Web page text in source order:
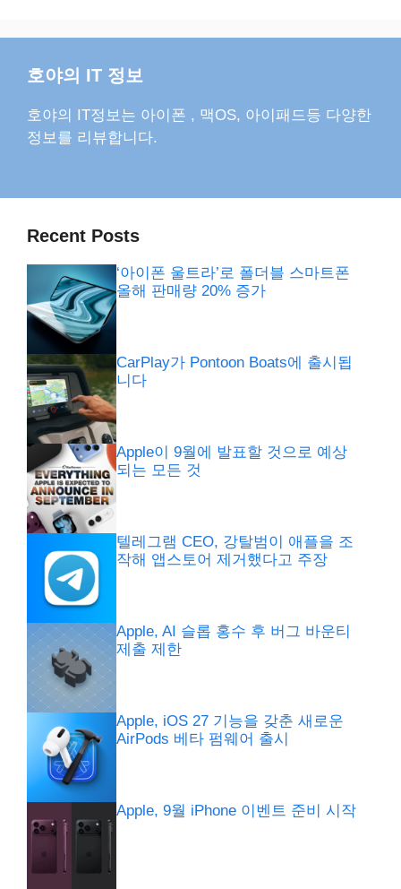
호야의 IT 정보
호야의 IT정보는 아이폰 , 맥OS, 아이패드등 다양한
정보를 리뷰합니다.
Recent Posts
‘아이폰 울트라’로 폴더블 스마트폰
올해 판매량 20% 증가
CarPlay가 Pontoon Boats에 출시됩
니다
Apple이 9월에 발표할 것으로 예상
되는 모든 것
텔레그램 CEO, 강탈범이 애플을 조
작해 앱스토어 제거했다고 주장
Apple, AI 슬롭 홍수 후 버그 바운티
제출 제한
Apple, iOS 27 기능을 갖춘 새로운
AirPods 베타 펌웨어 출시
Apple, 9월 iPhone 이벤트 준비 시작